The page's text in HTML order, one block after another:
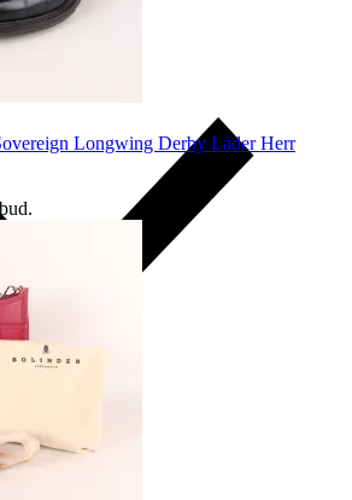
får din vara
Longwing Derby Läder Herr
.